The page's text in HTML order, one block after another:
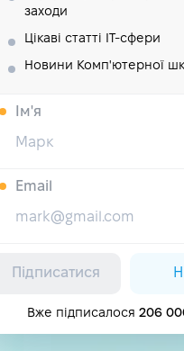
заходи
Цікаві статті IT-сфери
Новини Комп'ютерної
Iм'я
Email
Підписатися
Вже підписалося 206